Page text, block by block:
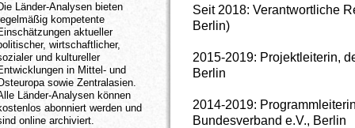
Seit 2018: Verantwortliche
Berlin)
2015-2019: Projektleiterin,
Berlin
2014-2019:
Bundesverband e.V., Berlin
Länder-Analysen bieten
kompetente
aktueller
wirtschaftlicher,
und kultureller
in Mittel- und
sowie Zentralasien.
Länder-Analysen können
abonniert werden und
online archiviert.